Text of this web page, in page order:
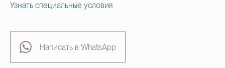
Узнать специальные условия
Написать в WhatsApp